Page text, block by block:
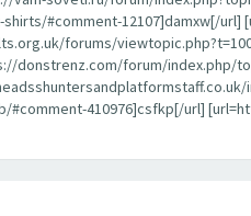
#comment-12107]damxw[/
forums/
donstrenz.com/forum/index.php/
410976]csfkp[/url]